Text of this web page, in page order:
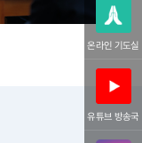
온라인 기도실
유튜브 방송국